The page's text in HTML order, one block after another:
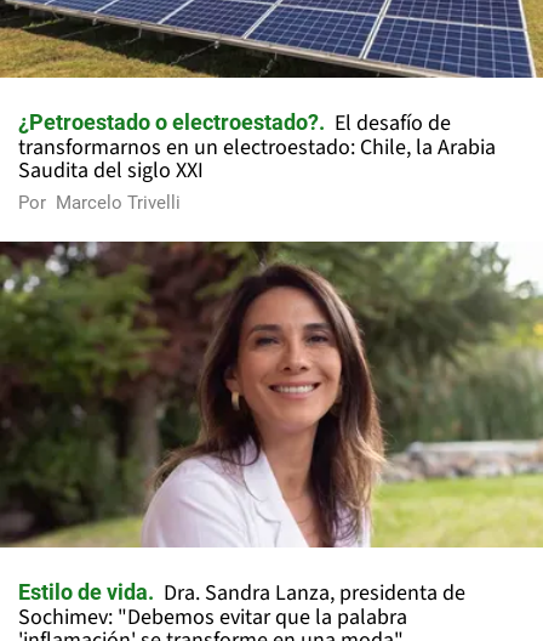
¿Petroestado o electroestado?
El desafío de
transformarnos en un electroestado: Chile, la Arabia
Saudita del siglo XXI
Por Marcelo Trivelli
Estilo de vida
Dra. Sandra Lanza, presidenta de
Sochimev: "Debemos evitar que la palabra